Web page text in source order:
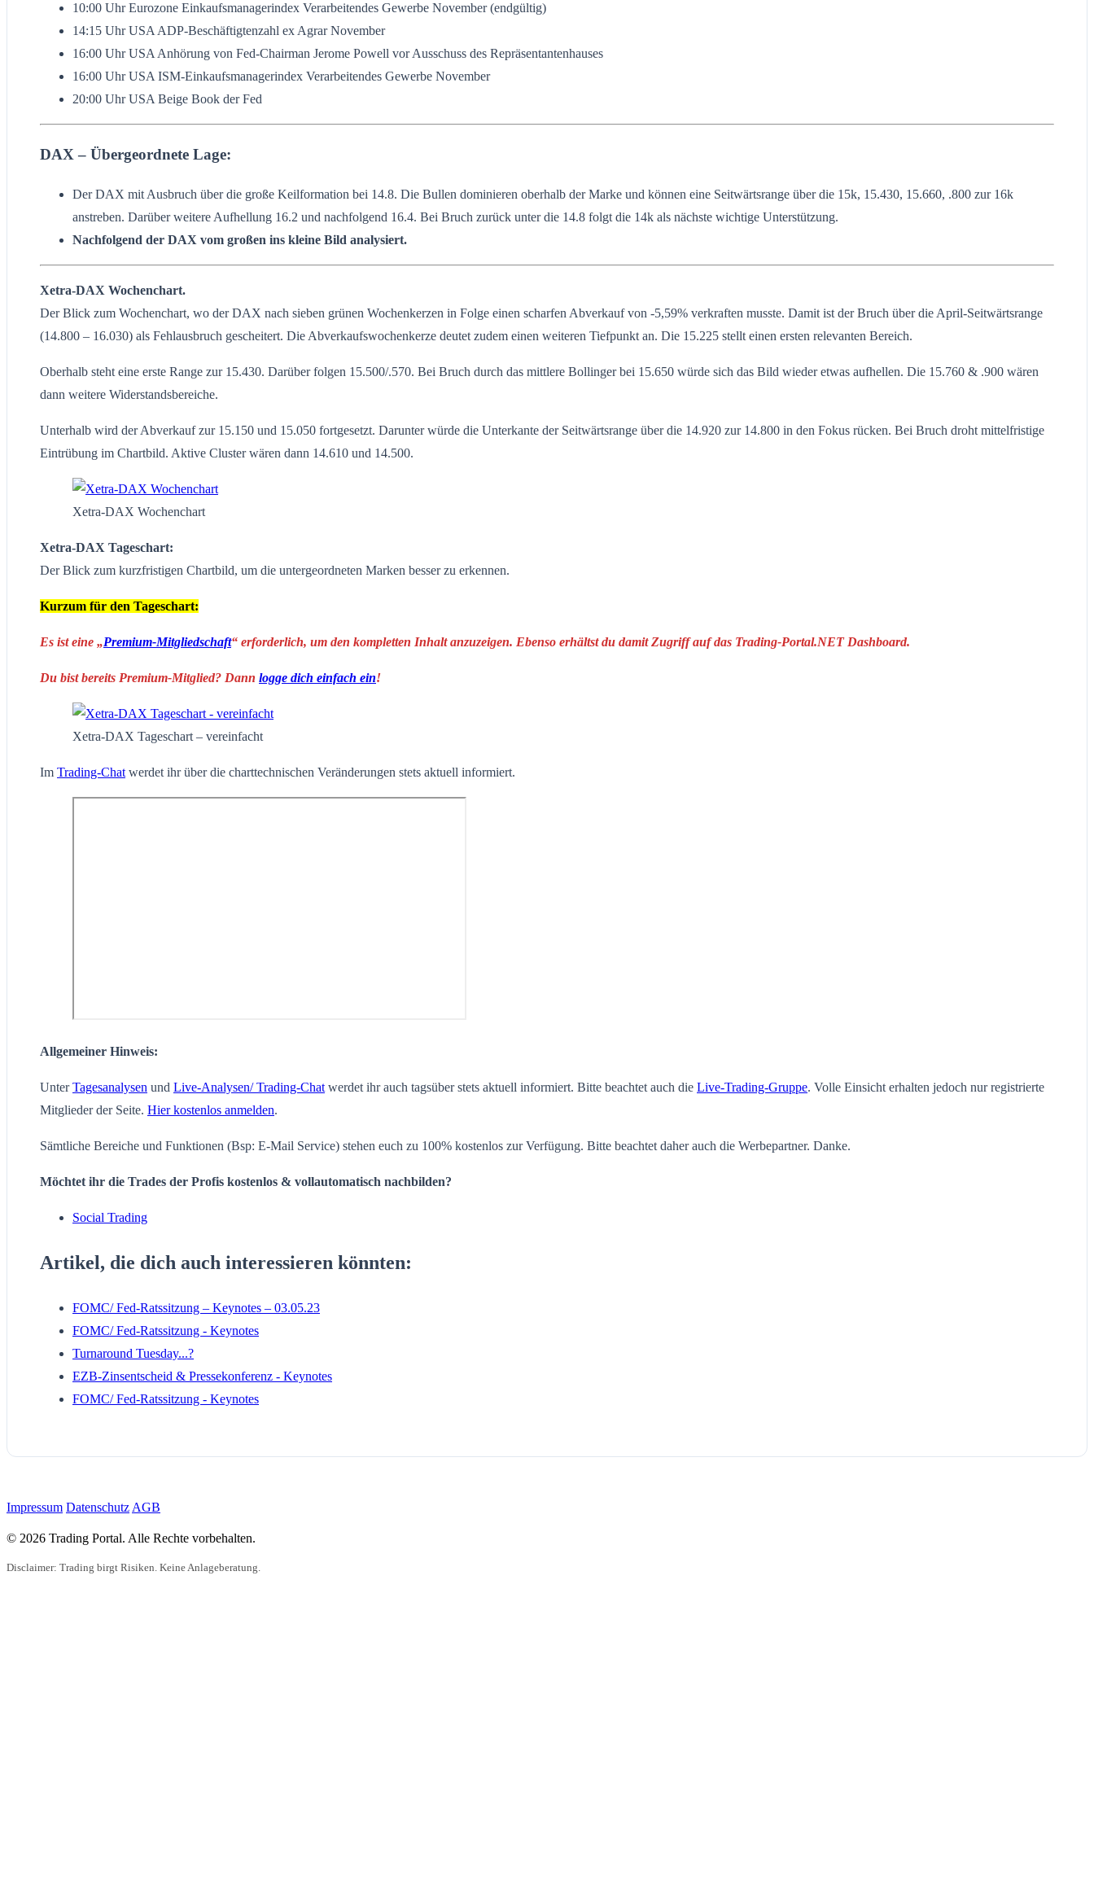
10:00 Uhr Eurozone Einkaufsmanagerindex Verarbeitendes Gewerbe November (endgültig)
14:15 Uhr USA ADP-Beschäftigtenzahl ex Agrar November
16:00 Uhr USA Anhörung von Fed-Chairman Jerome Powell vor Ausschuss des Repräsentantenhauses
16:00 Uhr USA ISM-Einkaufsmanagerindex Verarbeitendes Gewerbe November
20:00 Uhr USA Beige Book der Fed
DAX – Übergeordnete Lage:
Der DAX mit Ausbruch über die große Keilformation bei 14.8. Die Bullen dominieren oberhalb der Marke und können eine Seitwärtsrange über die 15k, 15.430, 15.660, .800 zur 16k
anstreben. Darüber weitere Aufhellung 16.2 und nachfolgend 16.4. Bei Bruch zurück unter die 14.8 folgt die 14k als nächste wichtige Unterstützung.
Nachfolgend der DAX vom großen ins kleine Bild analysiert.
Xetra-DAX Wochenchart.
Der Blick zum Wochenchart, wo der DAX nach sieben grünen Wochenkerzen in Folge einen scharfen Abverkauf von -5,59% verkraften musste. Damit ist der Bruch über die April-Seitwärtsrange
(14.800 – 16.030) als Fehlausbruch gescheitert. Die Abverkaufswochenkerze deutet zudem einen weiteren Tiefpunkt an. Die 15.225 stellt einen ersten relevanten Bereich.
Oberhalb steht eine erste Range zur 15.430. Darüber folgen 15.500/.570. Bei Bruch durch das mittlere Bollinger bei 15.650 würde sich das Bild wieder etwas aufhellen. Die 15.760 & .900 wären
dann weitere Widerstandsbereiche.
Unterhalb wird der Abverkauf zur 15.150 und 15.050 fortgesetzt. Darunter würde die Unterkante der Seitwärtsrange über die 14.920 zur 14.800 in den Fokus rücken. Bei Bruch droht mittelfristige
Eintrübung im Chartbild. Aktive Cluster wären dann 14.610 und 14.500.
Xetra-DAX Wochenchart
Xetra-DAX Tageschart:
Der Blick zum kurzfristigen Chartbild, um die untergeordneten Marken besser zu erkennen.
Kurzum für den Tageschart:
Es ist eine „Premium-Mitgliedschaft“ erforderlich, um den kompletten Inhalt anzuzeigen. Ebenso erhältst du damit Zugriff auf das Trading-Portal.NET Dashboard.
Du bist bereits Premium-Mitglied? Dann logge dich einfach ein!
Xetra-DAX Tageschart – vereinfacht
Im Trading-Chat werdet ihr über die charttechnischen Veränderungen stets aktuell informiert.
Allgemeiner Hinweis:
UnterTagesanalysen und Live-Analysen/ Trading-Chat werdet ihr auch tagsüber stets aktuell informiert. Bitte beachtet auch die Live-Trading-Gruppe. Volle Einsicht erhalten jedoch nur registrierte
Mitglieder der Seite. Hier kostenlos anmelden.
Sämtliche Bereiche und Funktionen (Bsp: E-Mail Service) stehen euch zu 100% kostenlos zur Verfügung. Bitte beachtet daher auch die Werbepartner. Danke.
Möchtet ihr die Trades der Profis kostenlos & vollautomatisch nachbilden?
Social Trading
Artikel, die dich auch interessieren könnten:
FOMC/ Fed-Ratssitzung – Keynotes – 03.05.23
FOMC/ Fed-Ratssitzung - Keynotes
Turnaround Tuesday...?
EZB-Zinsentscheid & Pressekonferenz - Keynotes
FOMC/ Fed-Ratssitzung - Keynotes
Impressum Datenschutz AGB
© 2026 Trading Portal. Alle Rechte vorbehalten.
Disclaimer: Trading birgt Risiken. Keine Anlageberatung.